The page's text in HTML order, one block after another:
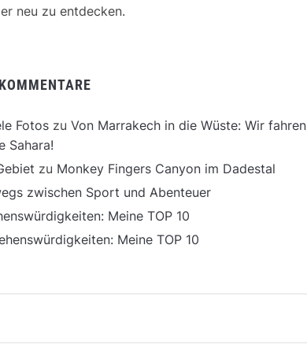
neu zu entdecken.
Fotos zu Von Marrakech in die Wüste: Wir fahren
Sahara!
zu Monkey Fingers Canyon im Dadestal
zwischen Sport und Abenteuer
Meine TOP 10
Meine TOP 10